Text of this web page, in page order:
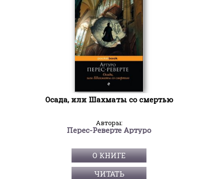
Осада, или Шахматы со смертью
Авторы:
Перес-Реверте Артуро
О КНИГЕ
ЧИТАТЬ